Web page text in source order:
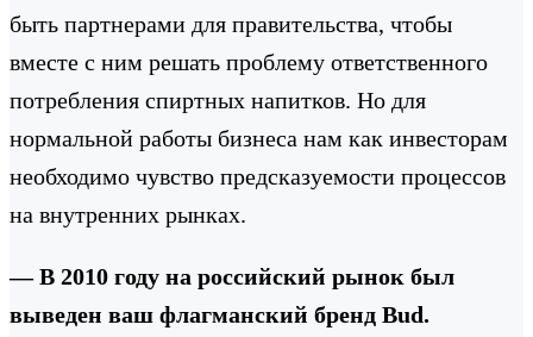
быть партнерами для правительства, чтобы
вместе с ним решать проблему ответственного
потребления спиртных напитков. Но для
нормальной работы бизнеса нам как инвесторам
необходимо чувство предсказуемости процессов
на внутренних рынках.
— В 2010 году на российский рынок был
выведен ваш флагманский бренд Bud.